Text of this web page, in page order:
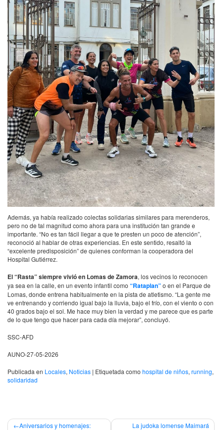
Además, ya había realizado colectas solidarias similares para merenderos,
pero no de tal magnitud como ahora para una institución tan grande e
importante. “No es tan fácil llegar a que te presten un poco de atención”,
reconoció al hablar de otras experiencias. En este sentido, resaltó la
“excelente predisposición” de quienes conforman la cooperadora del
Hospital Gutiérrez.
El “Rasta” siempre vivió en Lomas de Zamora, los vecinos lo reconocen
ya sea en la calle, en un evento infantil como “Rataplan”o en el Parque de
Lomas, donde entrena habitualmente en la pista de atletismo. “La gente me
ve entrenando y corriendo igual bajo la lluvia, bajo el frío, con el viento o con
40 grados bajo el sol. Me hace muy bien la verdad y me parece que es parte
de lo que tengo que hacer para cada día mejorar”, concluyó.
SSC-AFD
AUNO-27-05-2026
Publicada en Locales, Noticias | Etiquetada como hospital de niños, running,
solidaridad
Navegación
Aniversarios y homenajes:
La judoka lomense Maimará